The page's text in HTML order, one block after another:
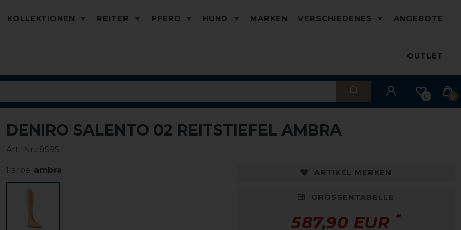
KOLLEKTIONEN REITER PFERD HUND MARKEN VERSCHIEDENES ANGEBOTE
OUTLET
0 0
DENIRO SALENTO 02 REITSTIEFEL AMBRA
Art.-Nr.: 8595
Farbe: ambra ARTIKEL MERKEN
GRÖSSENTABELLE
587,90 EUR *